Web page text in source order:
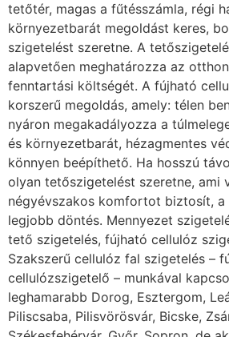
tetőtér, magas a fűtésszámla, régi
környezetbarát megoldást keres,
szigetelést szeretne. A
alapvetően meghatározza az
fenntartási költségét. A fújható
korszerű megoldás, amely: télen
nyáron megakadályozza a
és környezetbarát, hézagmentes
könnyen beépíthető. Ha hosszú
olyan tetőszigetelést szeretne, ami
négyévszakos komfortot biztosít,
legjobb döntés. Mennyezet
tető szigetelés, fújható cellulóz
Szakszerű cellulóz fal szigetelés –
cellulózszigetelő – munkával
leghamarabb Dorog, Esztergom,
Piliscsaba, Pilisvörösvár, Bicske,